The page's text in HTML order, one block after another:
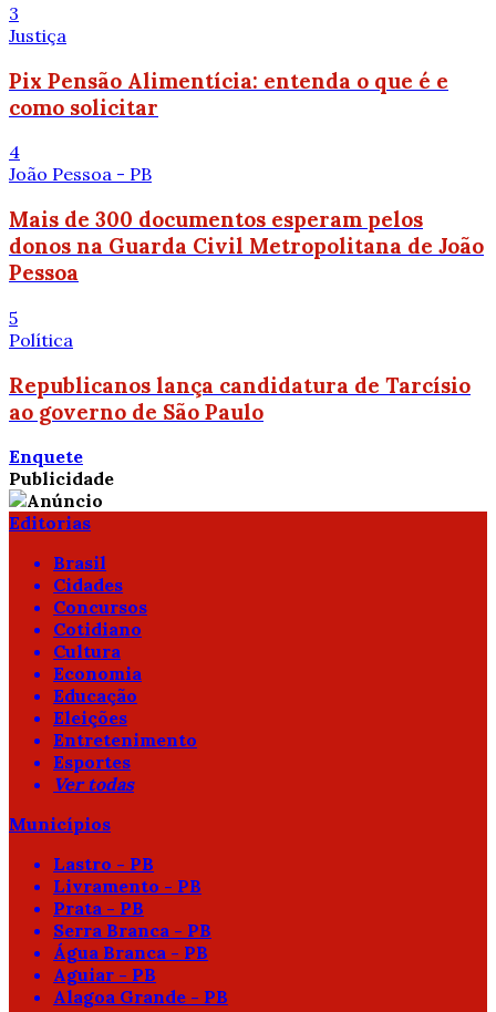
3
Justiça
Pix Pensão Alimentícia: entenda o que é e
como solicitar
4
João Pessoa - PB
Mais de 300 documentos esperam pelos
donos na Guarda Civil Metropolitana de João
Pessoa
5
Política
Republicanos lança candidatura de Tarcísio
ao governo de São Paulo
Enquete
Publicidade
Editorias
Brasil
Cidades
Concursos
Cotidiano
Cultura
Economia
Educação
Eleições
Entretenimento
Esportes
Ver todas
Municípios
Lastro - PB
Livramento - PB
Prata - PB
Serra Branca - PB
Água Branca - PB
Aguiar - PB
Alagoa Grande - PB